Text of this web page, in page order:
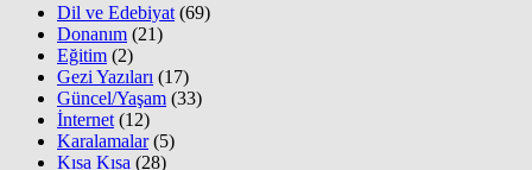
Dil ve Edebiyat (69)
Donanım (21)
Eğitim (2)
Gezi Yazıları (17)
Güncel/Yaşam (33)
İnternet (12)
Karalamalar(5)
Kısa Kısa (28)